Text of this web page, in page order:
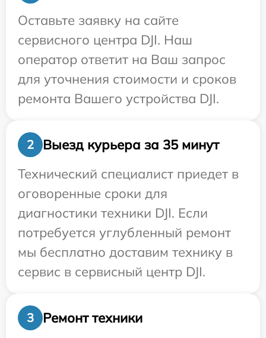
Оставьте заявку на сайте
сервисного центра DJI. Наш
оператор ответит на Ваш запрос
для уточнения стоимости и сроков
ремонта Вашего устройства DJI.
2
Выезд курьера за 35 минут
Технический специалист приедет в
оговоренные сроки для
диагностики техники DJI. Если
потребуется углубленный ремонт
мы бесплатно доставим технику в
сервис в сервисный центр DJI.
3
Ремонт техники